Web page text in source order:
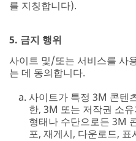
를 지칭합니다).
5. 금지 행위
사이트 및/또는 서비스를 사
는 데 동의합니다.
사이트가 특정 3M 콘텐
한, 3M 또는 저작권 소
형태나 수단으로든 3M
포, 재게시, 다운로드,